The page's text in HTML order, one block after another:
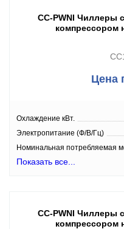
CC-PWNI Чиллеры
компрессором
Цена
Охлаждение кВт.
Электропитание (Ф/В/Гц)
Номинальная потребляемая
Показать все...
CC-PWNI Чиллеры
компрессором